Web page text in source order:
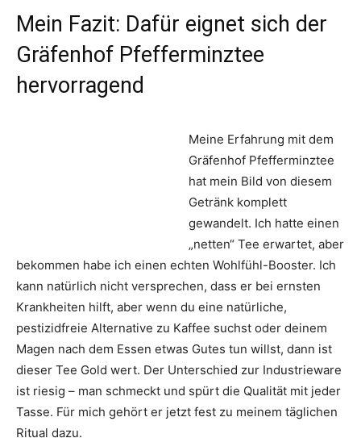
Mein Fazit: Dafür eignet sich der
Gräfenhof Pfefferminztee
hervorragend
Meine Erfahrung mit dem
Gräfenhof Pfefferminztee
hat mein Bild von diesem
Getränk komplett
gewandelt. Ich hatte einen
„netten“ Tee erwartet, aber
bekommen habe ich einen echten Wohlfühl-Booster. Ich
kann natürlich nicht versprechen, dass er bei ernsten
Krankheiten hilft, aber wenn du eine natürliche,
pestizidfreie Alternative zu Kaffee suchst oder deinem
Magen nach dem Essen etwas Gutes tun willst, dann ist
dieser Tee Gold wert. Der Unterschied zur Industrieware
ist riesig – man schmeckt und spürt die Qualität mit jeder
Tasse. Für mich gehört er jetzt fest zu meinem täglichen
Ritual dazu.